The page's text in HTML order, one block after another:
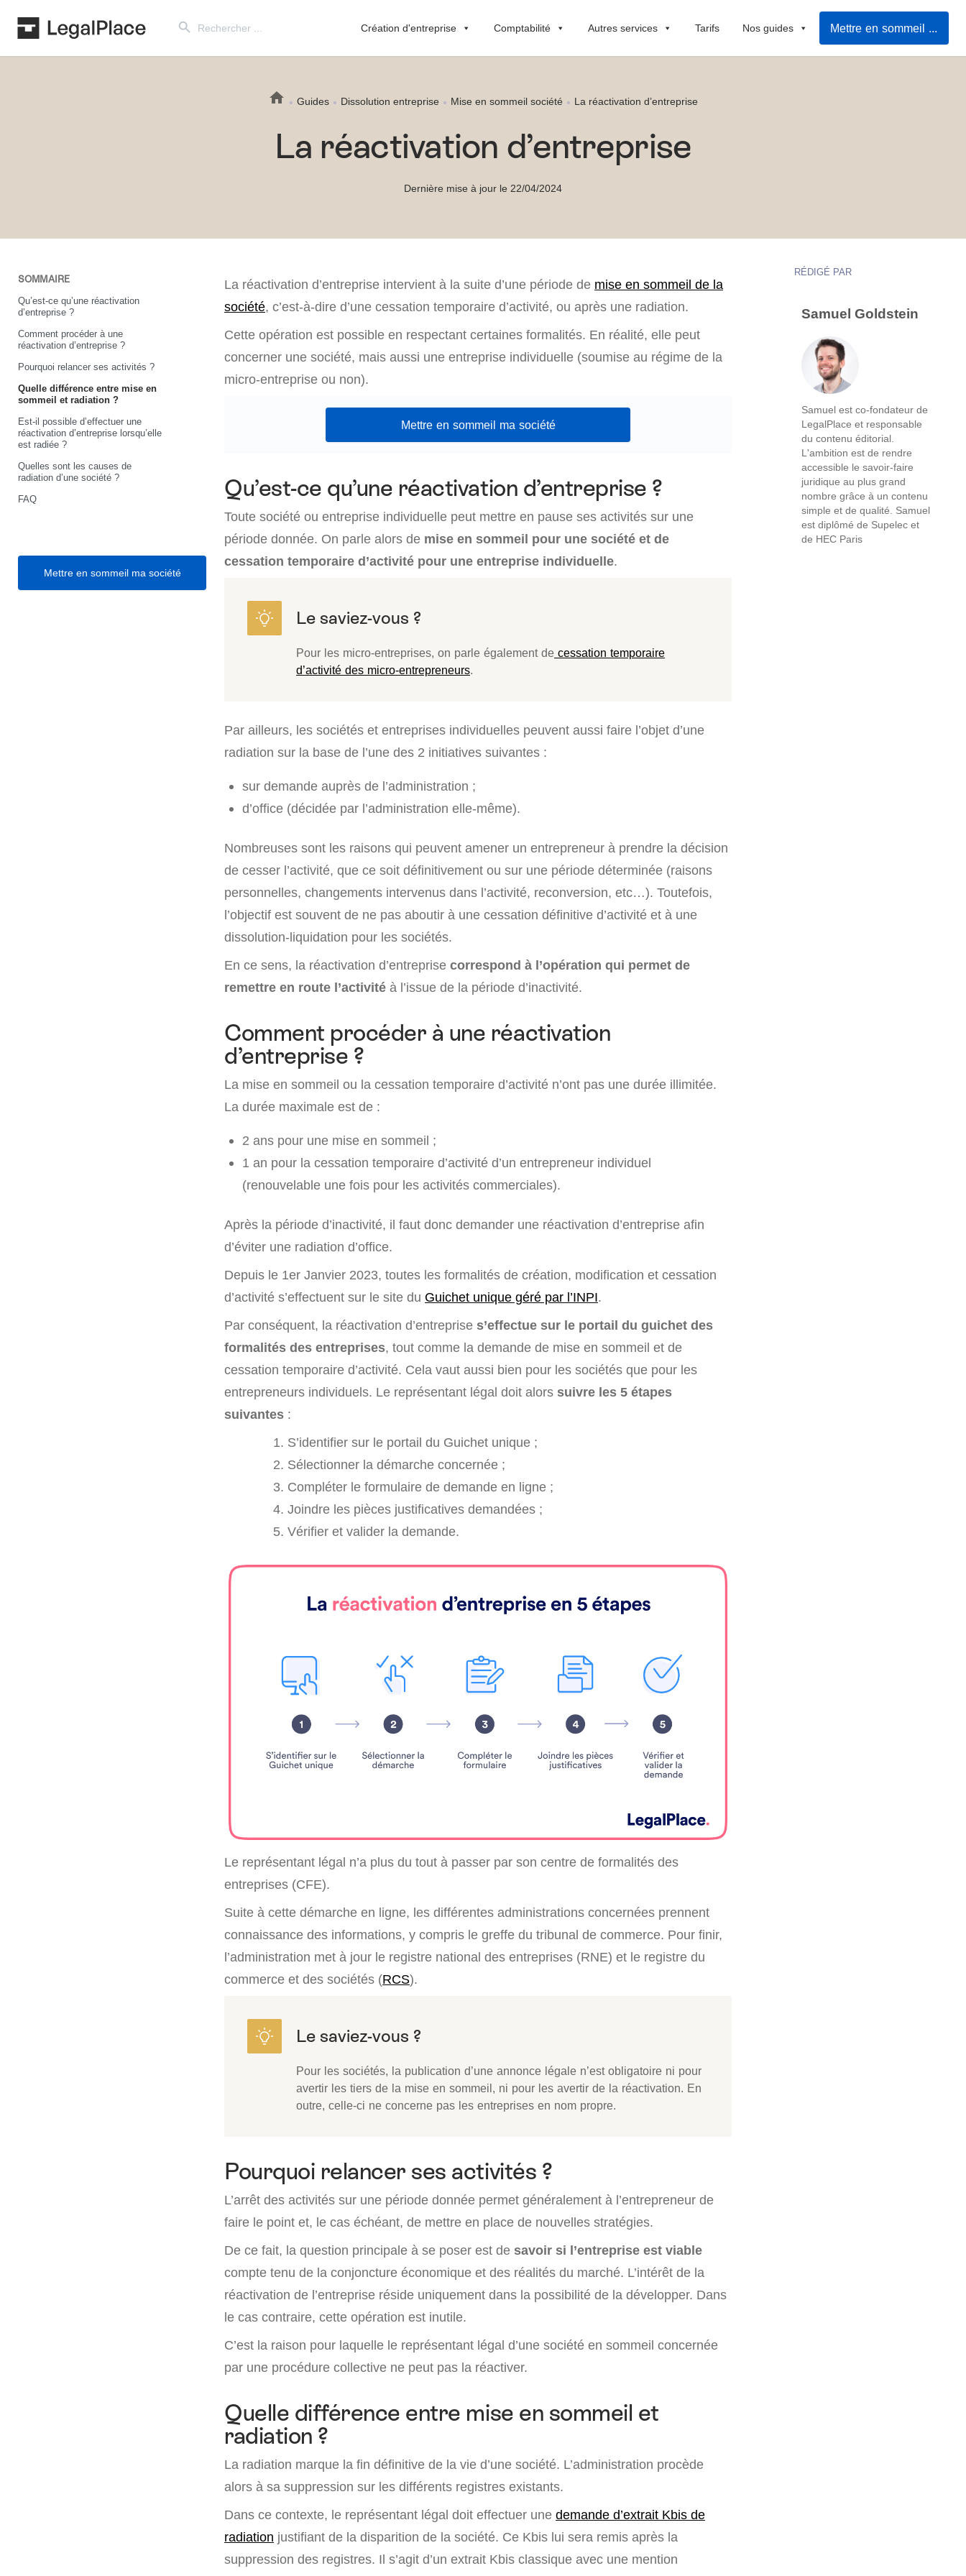
for:
Création d'entreprise Comptabilité Autres services Tarifs Nos guides Mettre en sommeil ma société
Guides Dissolution entreprise Mise en sommeil société La réactivation d’entreprise
La réactivation d’entreprise
Dernière mise à jour le 22/04/2024
SOMMAIRE
Qu’est-ce qu’une réactivation
d’entreprise ?
Comment procéder à une
réactivation d’entreprise ?
Pourquoi relancer ses activités ?
Quelle différence entre mise en
sommeil et radiation ?
Est-il possible d’effectuer une
réactivation d’entreprise lorsqu’elle
est radiée ?
Quelles sont les causes de
radiation d’une société ?
FAQ
Mettre en sommeil ma société
La réactivation d’entreprise intervient à la suite d’une période de mise en sommeil de la
société, c’est-à-dire d’une cessation temporaire d’activité, ou après une radiation.
Cette opération est possible en respectant certaines formalités. En réalité, elle peut
concerner une société, mais aussi une entreprise individuelle (soumise au régime de la
micro-entreprise ou non).
Mettre en sommeil ma société
Qu’est-ce qu’une réactivation d’entreprise ?
Toute société ou entreprise individuelle peut mettre en pause ses activités sur une
période donnée. On parle alors de mise en sommeil pour une société et de
cessation temporaire d’activité pour une entreprise individuelle.
Pour les micro-entreprises, on parle également de cessation temporaire
d’activité des micro-entrepreneurs.
Par ailleurs, les sociétés et entreprises individuelles peuvent aussi faire l’objet d’une
radiation sur la base de l’une des 2 initiatives suivantes :
sur demande auprès de l’administration ;
d’office (décidée par l’administration elle-même).
Nombreuses sont les raisons qui peuvent amener un entrepreneur à prendre la décision
de cesser l’activité, que ce soit définitivement ou sur une période déterminée (raisons
personnelles, changements intervenus dans l’activité, reconversion, etc…). Toutefois,
l’objectif est souvent de ne pas aboutir à une cessation définitive d’activité et à une
dissolution-liquidation pour les sociétés.
En ce sens, la réactivation d’entreprise correspond à l’opération qui permet de
remettre en route l’activité à l’issue de la période d’inactivité.
Comment procéder à une réactivation
d’entreprise ?
La mise en sommeil ou la cessation temporaire d’activité n’ont pas une durée illimitée.
La durée maximale est de :
2 ans pour une mise en sommeil ;
1 an pour la cessation temporaire d’activité d’un entrepreneur individuel
(renouvelable une fois pour les activités commerciales).
Après la période d’inactivité, il faut donc demander une réactivation d’entreprise afin
d’éviter une radiation d’office.
Depuis le 1er Janvier 2023, toutes les formalités de création, modification et cessation
d’activité s’effectuent sur le site du Guichet unique géré par l’INPI.
Par conséquent, la réactivation d’entreprise s’effectue sur le portail du guichet des
formalités des entreprises, tout comme la demande de mise en sommeil et de
cessation temporaire d’activité. Cela vaut aussi bien pour les sociétés que pour les
entrepreneurs individuels. Le représentant légal doit alors suivre les 5 étapes
suivantes :
S’identifier sur le portail du Guichet unique ;
Sélectionner la démarche concernée ;
Compléter le formulaire de demande en ligne ;
Joindre les pièces justificatives demandées ;
Vérifier et valider la demande.
Le représentant légal n’a plus du tout à passer par son centre de formalités des
entreprises (CFE).
Suite à cette démarche en ligne, les différentes administrations concernées prennent
connaissance des informations, y compris le greffe du tribunal de commerce. Pour finir,
l’administration met à jour le registre national des entreprises (RNE) et le registre du
commerce et des sociétés (RCS).
Pour les sociétés, la publication d’une annonce légale n’est obligatoire ni pour
avertir les tiers de la mise en sommeil, ni pour les avertir de la réactivation. En
outre, celle-ci ne concerne pas les entreprises en nom propre.
Pourquoi relancer ses activités ?
L’arrêt des activités sur une période donnée permet généralement à l’entrepreneur de
faire le point et, le cas échéant, de mettre en place de nouvelles stratégies.
De ce fait, la question principale à se poser est de savoir si l’entreprise est viable
compte tenu de la conjoncture économique et des réalités du marché. L’intérêt de la
réactivation de l’entreprise réside uniquement dans la possibilité de la développer. Dans
le cas contraire, cette opération est inutile.
C’est la raison pour laquelle le représentant légal d’une société en sommeil concernée
par une procédure collective ne peut pas la réactiver.
Quelle différence entre mise en sommeil et
radiation ?
La radiation marque la fin définitive de la vie d’une société. L’administration procède
alors à sa suppression sur les différents registres existants.
Dans ce contexte, le représentant légal doit effectuer une demande d’extrait Kbis de
radiation justifiant de la disparition de la société. Ce Kbis lui sera remis après la
suppression des registres. Il s’agit d’un extrait Kbis classique avec une mention
RÉDIGÉ PAR
Samuel Goldstein
Samuel est co-fondateur de
LegalPlace et responsable
du contenu éditorial.
L'ambition est de rendre
accessible le savoir-faire
juridique au plus grand
nombre grâce à un contenu
simple et de qualité. Samuel
est diplômé de Supelec et
de HEC Paris